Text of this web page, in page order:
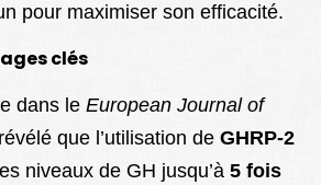
pour maximiser son efficacité.
clés
dans le European Journal of
que l’utilisation de GHRP-2
niveaux de GH jusqu’à 5 fois